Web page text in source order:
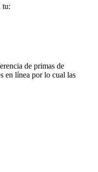
tu:
de primas de
en línea por lo cual las